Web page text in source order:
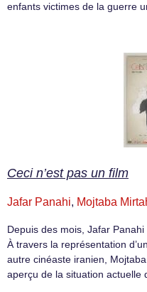
enfants victimes de la guerre
Ceci n’est pas un film
Jafar Panahi, Mojtaba
Depuis des mois, Jafar
À travers la représentation
autre cinéaste iranien,
aperçu de la situation actuelle